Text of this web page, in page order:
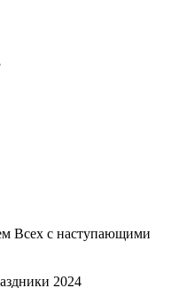
Всех с наступающими